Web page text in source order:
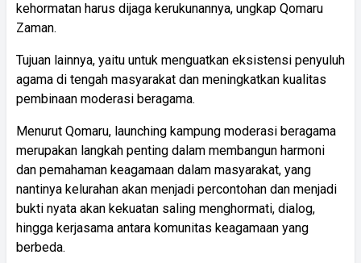
kehormatan harus dijaga kerukunannya, ungkap Qomaru
Zaman.
Tujuan lainnya, yaitu untuk menguatkan eksistensi penyuluh
agama di tengah masyarakat dan meningkatkan kualitas
pembinaan moderasi beragama.
Menurut Qomaru, launching kampung moderasi beragama
merupakan langkah penting dalam membangun harmoni
dan pemahaman keagamaan dalam masyarakat, yang
nantinya kelurahan akan menjadi percontohan dan menjadi
bukti nyata akan kekuatan saling menghormati, dialog,
hingga kerjasama antara komunitas keagamaan yang
berbeda.